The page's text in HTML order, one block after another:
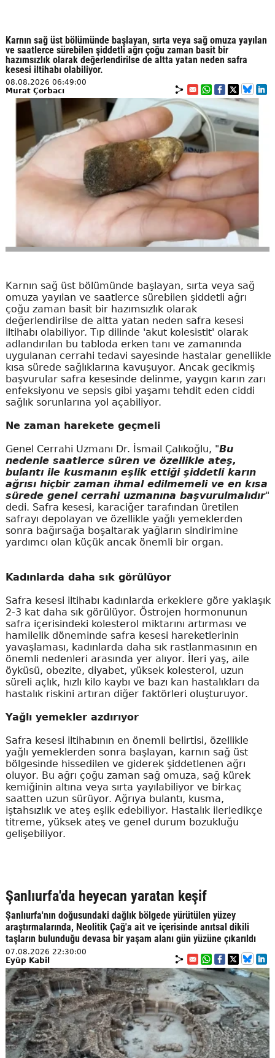
Karnın sağ üst bölümünde başlayan, sırta veya sağ omuza yayılan
ve saatlerce sürebilen şiddetli ağrı çoğu zaman basit bir
hazımsızlık olarak değerlendirilse de altta yatan neden safra
kesesi iltihabı olabiliyor.
08.08.2026 06:49:00
Murat Çorbacı
Karnın sağ üst bölümünde başlayan, sırta veya sağ
omuza yayılan ve saatlerce sürebilen şiddetli ağrı
çoğu zaman basit bir hazımsızlık olarak
değerlendirilse de altta yatan neden safra kesesi
iltihabı olabiliyor. Tıp dilinde 'akut kolesistit' olarak
adlandırılan bu tabloda erken tanı ve zamanında
uygulanan cerrahi tedavi sayesinde hastalar genellikle
kısa sürede sağlıklarına kavuşuyor. Ancak gecikmiş
başvurular safra kesesinde delinme, yaygın karın zarı
enfeksiyonu ve sepsis gibi yaşamı tehdit eden ciddi
sağlık sorunlarına yol açabiliyor.
Ne zaman harekete geçmeli
Genel Cerrahi Uzmanı Dr. İsmail Çalıkoğlu, "Bu
nedenle saatlerce süren ve özellikle ateş,
bulantı ile kusmanın eşlik ettiği şiddetli karın
ağrısı hiçbir zaman ihmal edilmemeli ve en kısa
sürede genel cerrahi uzmanına başvurulmalıdır"
dedi. Safra kesesi, karaciğer tarafından üretilen
safrayı depolayan ve özellikle yağlı yemeklerden
sonra bağırsağa boşaltarak yağların sindirimine
yardımcı olan küçük ancak önemli bir organ.
Kadınlarda daha sık görülüyor
Safra kesesi iltihabı kadınlarda erkeklere göre yaklaşık
2-3 kat daha sık görülüyor. Östrojen hormonunun
safra içerisindeki kolesterol miktarını artırması ve
hamilelik döneminde safra kesesi hareketlerinin
yavaşlaması, kadınlarda daha sık rastlanmasının en
önemli nedenleri arasında yer alıyor. İleri yaş, aile
öyküsü, obezite, diyabet, yüksek kolesterol, uzun
süreli açlık, hızlı kilo kaybı ve bazı kan hastalıkları da
hastalık riskini artıran diğer faktörleri oluşturuyor.
Yağlı yemekler azdırıyor
Safra kesesi iltihabının en önemli belirtisi, özellikle
yağlı yemeklerden sonra başlayan, karnın sağ üst
bölgesinde hissedilen ve giderek şiddetlenen ağrı
oluyor. Bu ağrı çoğu zaman sağ omuza, sağ kürek
kemiğinin altına veya sırta yayılabiliyor ve birkaç
saatten uzun sürüyor. Ağrıya bulantı, kusma,
iştahsızlık ve ateş eşlik edebiliyor. Hastalık ilerledikçe
titreme, yüksek ateş ve genel durum bozukluğu
gelişebiliyor.
Şanlıurfa'da heyecan yaratan keşif
Şanlıurfa'nın doğusundaki dağlık bölgede yürütülen yüzey
araştırmalarında, Neolitik Çağ'a ait ve içerisinde anıtsal dikili
taşların bulunduğu devasa bir yaşam alanı gün yüzüne çıkarıldı
07.08.2026 22:30:00
Eyüp Kabil